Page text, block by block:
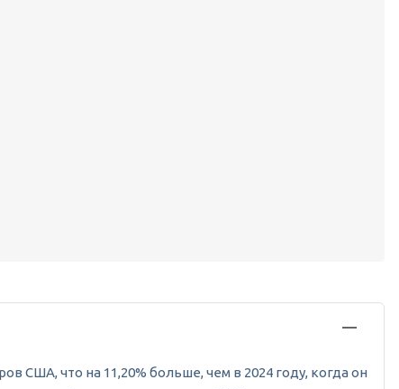
США, что на 11,20% больше, чем в 2024 году, когда он